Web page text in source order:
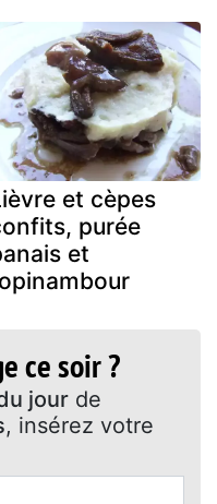
et cèpes
purée
et
ce soir ?
jour de
, insérez votre